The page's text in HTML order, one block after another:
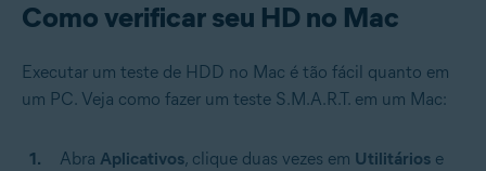
Como verificar seu HD no Mac
Executar um teste de HDD no Mac é tão fácil quanto em
um PC. Veja como fazer um teste S.M.A.R.T. em um Mac:
Abra Aplicativos, clique duas vezes em Utilitários e